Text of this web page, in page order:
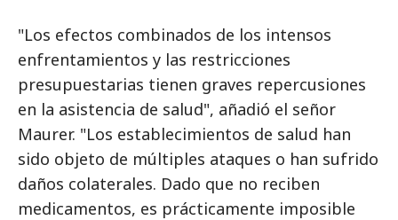
"Los efectos combinados de los intensos
enfrentamientos y las restricciones
presupuestarias tienen graves repercusiones
en la asistencia de salud", añadió el señor
Maurer. "Los establecimientos de salud han
sido objeto de múltiples ataques o han sufrido
daños colaterales. Dado que no reciben
medicamentos, es prácticamente imposible